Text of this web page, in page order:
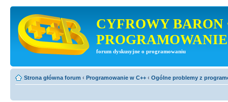
CYFROWY BARON
PROGRAMOWANIE
forum dyskusyjne o programowaniu
Strona główna forum ‹ Programowanie w C++ ‹ Ogólne problemy z